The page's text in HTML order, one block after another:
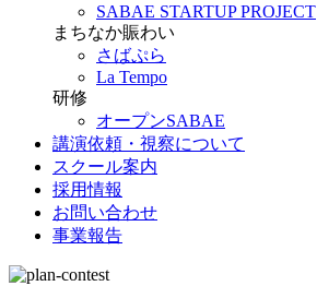
SABAE STARTUP PROJECT
まちなか賑わい
さばぷら
La Tempo
研修
オープンSABAE
講演依頼・視察について
スクール案内
採用情報
お問い合わせ
事業報告